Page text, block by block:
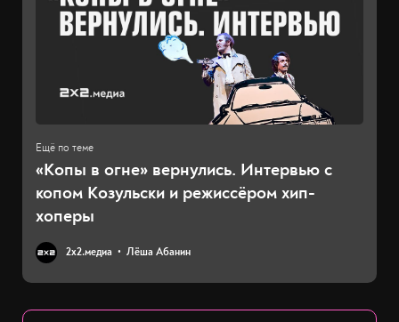
«Копы в огне» вернулись. Интервью с
копом Козульски и режиссёром хип-
хоперы
2х2.медиа Лёша Абанин